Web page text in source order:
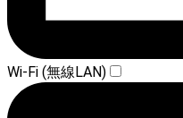
Wi-Fi (無線LAN)